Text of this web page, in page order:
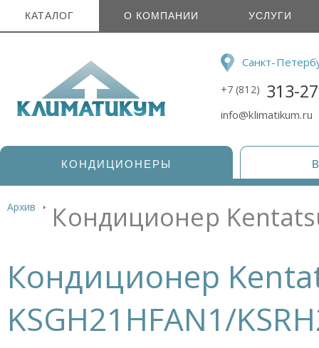
КАТАЛОГ О КОМПАНИИ УСЛУГИ
Санкт-
+7 (812) 313-
info@klimatikum.ru
КОНДИЦИОНЕРЫ
Архив Кондиционер
Кондиционер
KSGH21HFAN1/